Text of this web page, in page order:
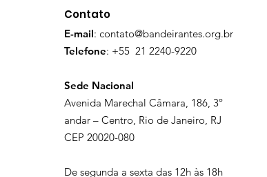
Contato
E-mail: contato@bandeirantes.org.br
Telefone: +55 21 2240-9220
Sede Nacional
Avenida Marechal Câmara, 186, 3º
andar – Centro, Rio de Janeiro, RJ
CEP 20020-080
De segunda a sexta das 12h às 18h